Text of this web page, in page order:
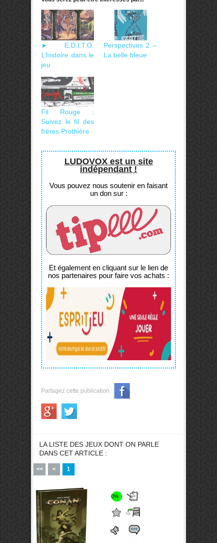
► E.D.I.T.O.
L’histoire dans le
jeu
Perspectives 2 –
La belle bleue
Fil Rouge :
Suivez le fil des
frères Prothière
LUDOVOX est un site
indépendant !
Vous pouvez nous soutenir en faisant
un don sur :
Et également en cliquant sur le lien de
nos partenaires pour faire vos achats :
Partagez cette publication
LA LISTE DES JEUX DONT ON PARLE
DANS CET ARTICLE :
<< < 1
0%